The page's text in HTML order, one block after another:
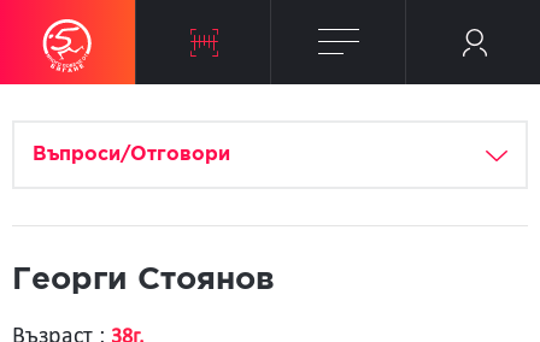
Въпроси/Отговори
Георги Стоянов
Възраст :